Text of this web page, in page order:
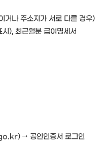
거나 주소지가 서로 다른 경우)
), 최근월분 급여명세서
→ 공인인증서 로그인